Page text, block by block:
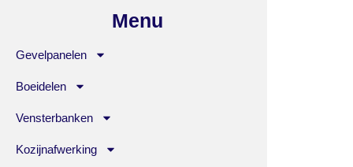
Menu
Gevelpanelen
Boeidelen
Vensterbanken
Kozijnafwerking